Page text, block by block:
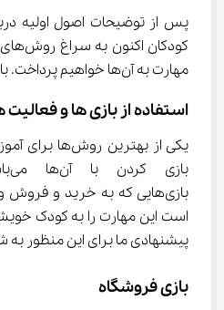
پس از توضیحات اصول اولیه
مهارت به آن‌ها خواهیم پرداخت. با ما همراه باشید.
استفاده از بازی ها و
یکی از بهترین
بازی‌هایی که به خرید و
پیشنهادی ما برای این منظور به
بازی فروشگاه